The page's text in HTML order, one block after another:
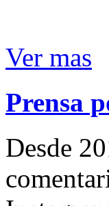
Ver mas
Prensa
Desde